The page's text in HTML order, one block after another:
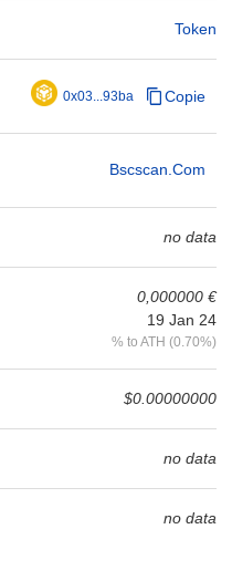
Token
0x03...93ba Copie
Bscscan.com
no data
0,000000 €
19 Jan 24
% to ATH (0.70%)
$0.00000000
no data
no data